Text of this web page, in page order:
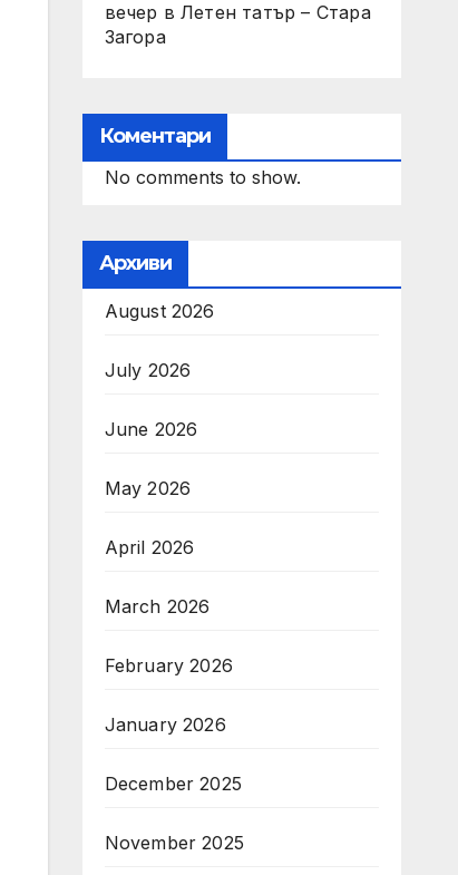
вечер в Летен татър – Стара
Загора
Коментари
No comments to show.
Архиви
August 2026
July 2026
June 2026
May 2026
April 2026
March 2026
February 2026
January 2026
December 2025
November 2025